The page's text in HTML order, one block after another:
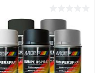
В корзину
в 1
Сравнение